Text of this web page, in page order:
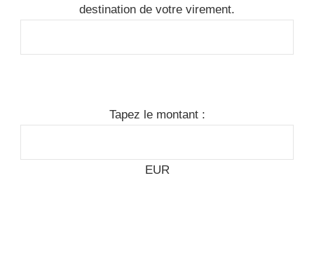
destination de votre virement.
Tapez le montant :
EUR